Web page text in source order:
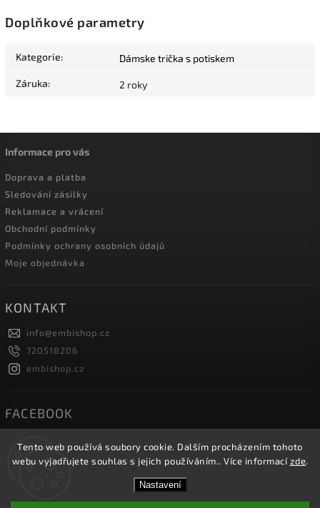
Tento web používá soubory cookie. Dalším procházením tohoto
webu vyjadřujete souhlas s jejich používáním.. Více informacízde.
Nastavení
Doplňkové parametry
Kategorie: Dámske trička s potiskem
Záruka: 2 roky
Informace pro vás
Doprava a platba
Sledování zásilky
Reklamace a vrácení
Obchodní podmínky
Podmínky ochrany osobních údajů
Moje objednávka
KONTAKT
info@embishop.cz
720518206
embishop.cz
FACEBOOK
Embishop.cz. Všechna práva vyhrazena.
Shoptet| DesignShoptak.cz.